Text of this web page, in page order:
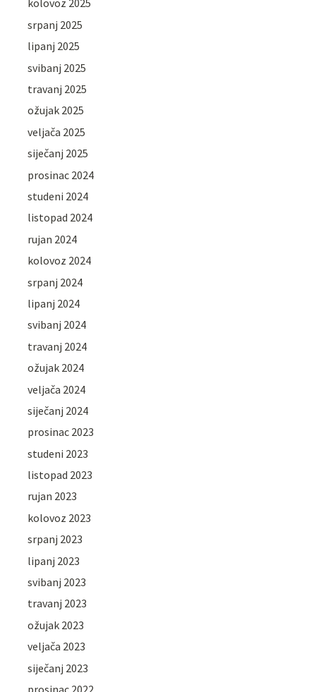
kolovoz 2025
srpanj 2025
lipanj 2025
svibanj 2025
travanj 2025
ožujak 2025
veljača 2025
siječanj 2025
prosinac 2024
studeni 2024
listopad 2024
rujan 2024
kolovoz 2024
srpanj 2024
lipanj 2024
svibanj 2024
travanj 2024
ožujak 2024
veljača 2024
siječanj 2024
prosinac 2023
studeni 2023
listopad 2023
rujan 2023
kolovoz 2023
srpanj 2023
lipanj 2023
svibanj 2023
travanj 2023
ožujak 2023
veljača 2023
siječanj 2023
prosinac 2022